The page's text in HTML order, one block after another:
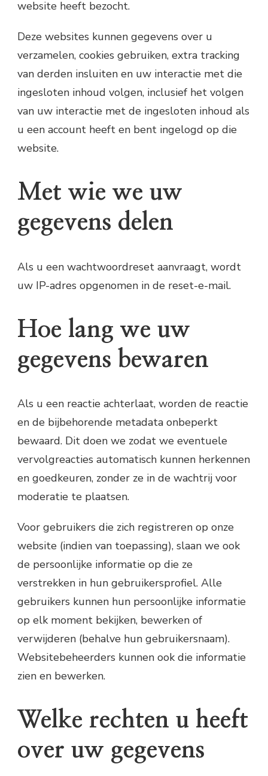
website heeft bezocht.
Deze websites kunnen gegevens over u
verzamelen, cookies gebruiken, extra tracking
van derden insluiten en uw interactie met die
ingesloten inhoud volgen, inclusief het volgen
van uw interactie met de ingesloten inhoud als
u een account heeft en bent ingelogd op die
website.
Met wie we uw
gegevens delen
Als u een wachtwoordreset aanvraagt, wordt
uw IP-adres opgenomen in de reset-e-mail.
Hoe lang we uw
gegevens bewaren
Als u een reactie achterlaat, worden de reactie
en de bijbehorende metadata onbeperkt
bewaard. Dit doen we zodat we eventuele
vervolgreacties automatisch kunnen herkennen
en goedkeuren, zonder ze in de wachtrij voor
moderatie te plaatsen.
Voor gebruikers die zich registreren op onze
website (indien van toepassing), slaan we ook
de persoonlijke informatie op die ze
verstrekken in hun gebruikersprofiel. Alle
gebruikers kunnen hun persoonlijke informatie
op elk moment bekijken, bewerken of
verwijderen (behalve hun gebruikersnaam).
Websitebeheerders kunnen ook die informatie
zien en bewerken.
Welke rechten u heeft
over uw gegevens